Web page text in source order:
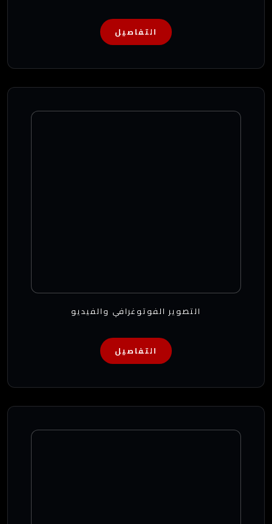
التفاصيل
التصوير الفوتوغرافي والفيديو
التفاصيل